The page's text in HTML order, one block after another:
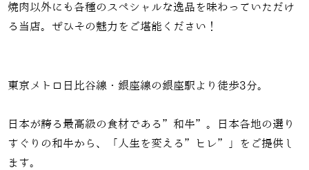
焼肉以外にも各種のスペシャルな逸品を味わっていただけ
る当店。ぜひその魅力をご堪能ください！
東京メトロ日比谷線・銀座線の銀座駅より徒歩3分。
日本が誇る最高級の食材である”和牛”。日本各地の選り
すぐりの和牛から、「人生を変える”ヒレ”」をご提供し
ます。